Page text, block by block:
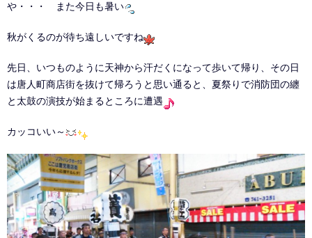
や・・・ また今日も暑い
秋がくるのが待ち遠しいですね
先日、いつものように天神から汗だくになって歩いて帰り、その日
は唐人町商店街を抜けて帰ろうと思い通ると、夏祭りで消防団の纏
と太鼓の演技が始まるところに遭遇
カッコいい～